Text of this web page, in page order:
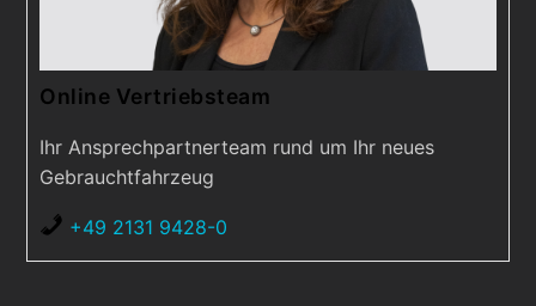
Online Vertriebsteam
Ihr Ansprechpartnerteam rund um Ihr neues
Gebrauchtfahrzeug
+49 2131 9428-0